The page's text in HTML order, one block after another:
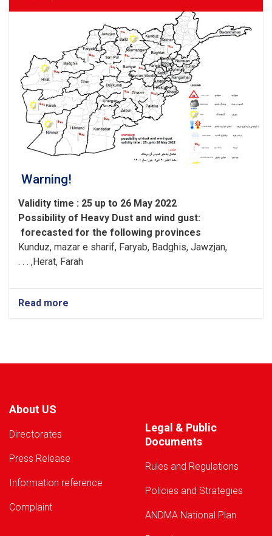
Warning!
Validity time : 25 up to 26 May 2022
:
Possibility of Heavy Dust and wind gust
forecasted for the following provinces
Kunduz, mazar e sharif, Faryab, Badghis, Jawzjan,
Herat, Farah, . . .
Read more
About US
Directorates
Press Release
Information reference
Complaint
Legal & Public
Documents
Rules and Regulations
Policies and Strategies
ANDMA National Plan